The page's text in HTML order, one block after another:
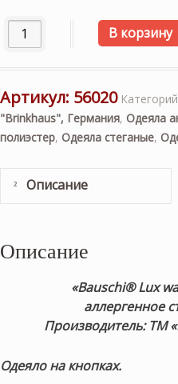
Количество товараВ корзину
Артикул: 56020
"Brinkhaus", Германия, Одеяла
полиэстер, Одеяла стеганые,
Описание
Описание
«Bauschi® Lux
аллергенное
Производитель: ТМ
Одеяло на кнопках.